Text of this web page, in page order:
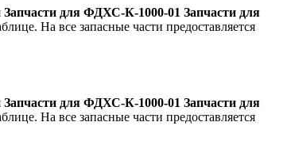
Запчасти для ФДХС-К-1000-01 Запчасти для
На все запасные части предоставляется
Запчасти для ФДХС-К-1000-01 Запчасти для
На все запасные части предоставляется